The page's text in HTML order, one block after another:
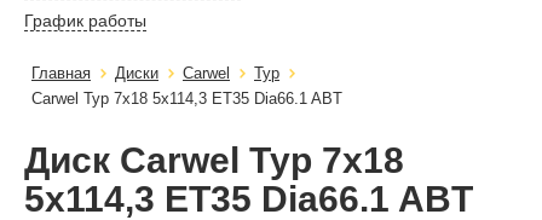
График работы
Главная Диски Carwel
Тур
Carwel Тур 7x18 5x114,3 ET35 Dia66.1 ABT
Диск Carwel Тур 7x18
5x114,3 ET35 Dia66.1 ABT